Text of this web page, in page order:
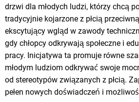
drzwi dla młodych ludzi, którzy chcą
tradycyjnie kojarzone z płcią
ekscytujący wgląd w zawody
gdy chłopcy odkrywają społeczne i
pracy. Inicjatywa ta promuje równe
młodym ludziom odkrywać swoje
od stereotypów związanych z płcią.
pełen nowych doświadczeń i